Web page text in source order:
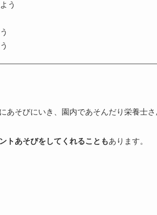
う
あそびにいき、園内であそんだり栄養士さ
トあそびをしてくれることもあります。